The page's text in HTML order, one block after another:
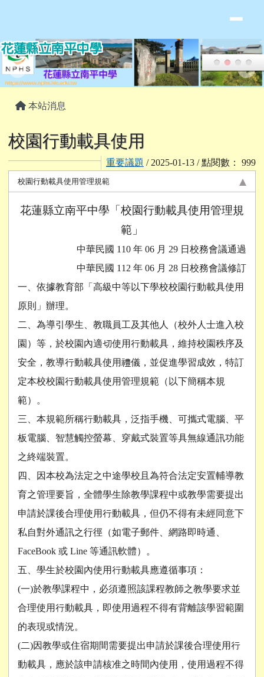
本站消息
校園行動載具使用
重要議題 / 2025-01-13 / 點閱數： 999
校園行動載具使用管理規範
花蓮縣立南平中學「校園行動載具使用管理規
範」
中華民國 110 年 06 月 29 日校務會議通過
中華民國 112 年 06 月 28 日校務會議修訂
一、依據教育部「高級中等以下學校校園行動載具使用
原則」辦理。
二、為導引學生、教職員工及其他人（校外人士進入校
園）等，於校園內適切使用行動載具，維持校園秩序及
安全，教導行動載具使用禮儀，並促進學習成效，特訂
定本校校園行動載具使用管理規範（以下簡稱本規
範）。
三、本規範所稱行動載具，泛指手機、可攜式電腦、平
板電腦、智慧觸控螢幕、穿戴式裝置等具無線通訊功能
之終端裝置。
四、因本校為法定之中途學校且為符合法定安置輔導教
育之管理要旨，全體學生除教學課程中或教學需要提出
申請於課後合理使用行動載具，但仍不得有未經同意下
私自對外通訊之行徑（如電子郵件、網路即時通、
FaceBook 或 Line 等通訊軟體）。
五、學生於校園內使用行動載具應遵循事項：
(一)於教學課程中，必須遵照該課程教師之教學要求並
合理使用行動載具，即使用過程不得有背離該學習範圍
的表現或情況。
(二)因教學或住宿期間需要提出申請於課後合理使用行
動載具，應於該申請核准之時間內使用，使用過程不得